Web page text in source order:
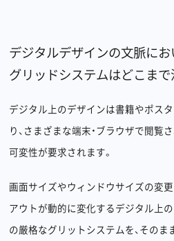
デジタルデザインの文脈にお
グリッドシステムはどこま
デジタル上のデザインは書籍やポス
り、さまざまな端末・ブラウザで閲覧
可変性が要求されます。
画面サイズやウィンドウサイズの変
アウトが動的に変化するデジタル上
の厳格なグリットシステムを、その